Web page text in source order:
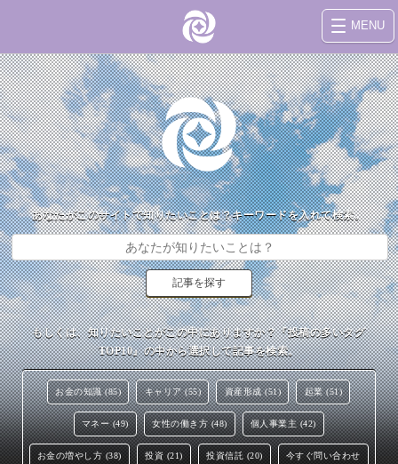
MENU
あなたがこのサイトで知りたいことは？キーワードを入れて検索。
もしくは、知りたいことがこの中にありますか？『投稿の多いタグ
TOP10』の中から選択して記事を検索。
お金の知識 (85) キャリア (55) 資産形成 (51) 起業 (51)
マネー (49) 女性の働き方 (48) 個人事業主 (42)
お金の増やし方 (38) 投資 (21) 投資信託 (20) 今すぐ問い合わせ